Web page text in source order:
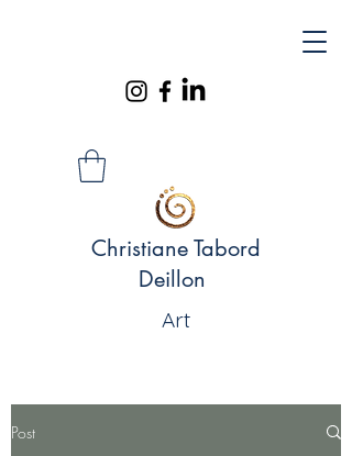
Christiane Tabord
Deillon
Art
Post